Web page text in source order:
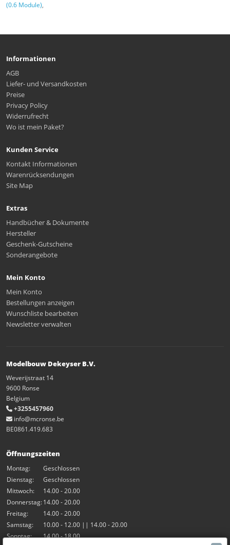
(0.6 Module),
Informationen
AGB
Liefer- und Versandkosten
Preise
Privacy Policy
Widerrufrecht
Wo ist mein Paket?
Kunden Service
Kontakt Informationen
Warenrücksendungen
Site Map
Extras
Handbücher & Dokumente
Hersteller
Geschenk-Gutscheine
Sonderangebote
Mein Konto
Mein Konto
Bestellungen anzeigen
Wunschliste bearbeiten
Newsletter verwalten
Modelbouw Dekeyser B.V.
Weverijstraat 14
9600 Ronse
Belgium
+3255457960
info@mcronse.be
BE0861.419.683
Öffnungszeiten
Montag:
Geschlossen
Dienstag:
Geschlossen
Mittwoch:
14.00 - 20.00
Donnerstag:14.00 - 20.00
Freitag:
14.00 - 20.00
Samstag:
10.00 - 12.00 || 14.00 - 20.00
Sonntag:
14.00 - 18.00